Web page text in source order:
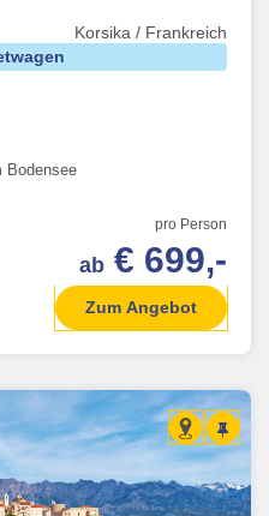
Korsika / Frankreich
Bodensee
pro Person
ab € 699,-
Zum Angebot